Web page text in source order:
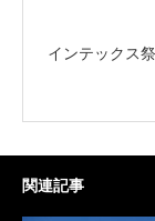
インテックス
関連記事